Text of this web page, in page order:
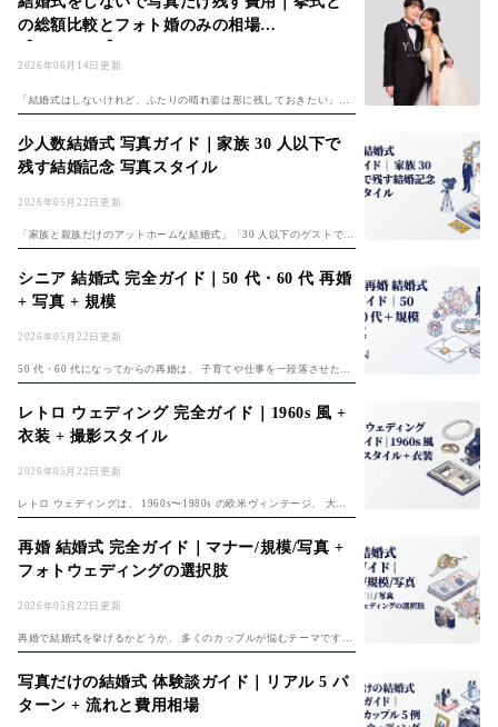
機会は人生でそ...
2026年06月14日更新
の総額比較とフォト婚のみの相場
「結婚式はしないけれど、ふたりの晴れ姿は形に残しておきたい」
——そう考えるカップルは年々増えています。実際、リクルートブラ
イダル総研の結婚総合意識調査でも挙式実施率は77.8％にとどまり、
入籍のみで結...
2026年05月22日更新
少人数結婚式 写真ガイド｜家族 30 人以下で
残す結婚記念 写真スタイル
「家族と親族だけのアットホームな結婚式」「30 人以下のゲストで一
人ひとりを大切にしたい」 そんな思いから、 少人数結婚式を選ぶカッ
プルが増えています。 少人数ならではの「ゲストとの距離の近さ」
「写真...
2026年05月22日更新
シニア 結婚式 完全ガイド｜50 代・60 代 再婚
+ 写真 + 規模
50 代・60 代になってからの再婚は、 子育てや仕事を一段落させた人
生の新しい章。 若い頃の結婚式とは異なる視点で「自分たちらしい節
目の祝い方」 を選ぶカップルが増えています。 本記事では、 シニ
ア...
2026年05月22日更新
レトロ ウェディング 完全ガイド｜1960s 風 +
衣装 + 撮影スタイル
レトロ ウェディングは、 1960s〜1980s の欧米ヴィンテージ、 大正
ロマン、 昭和ノスタルジックなど、 過去の時代感を取り入れた個性的
な結婚式スタイル。 「定番のウェディング」 とは違う独自の...
2026年05月22日更新
再婚 結婚式 完全ガイド｜マナー/規模/写真 +
フォトウェディングの選択肢
再婚で結婚式を挙げるかどうか、 多くのカップルが悩むテーマです。
「2 回目だから派手にしないほうがいい?」「子連れの場合は?」「親
族や友人への配慮は?」「写真だけの選択肢も?」 など、 初婚とは異
な...
写真だけの結婚式 体験談ガイド｜リアル 5 パ
ターン + 流れと費用相場